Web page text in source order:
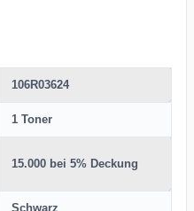
106R03624
1 Toner
15.000 bei 5% Deckung
Schwarz